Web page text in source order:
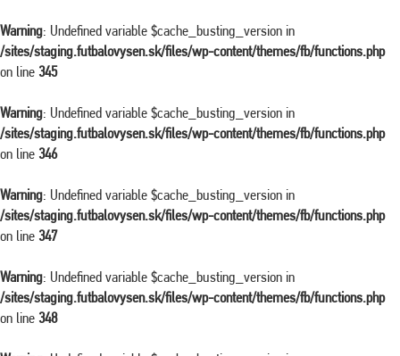
Warning: Undefined variable $cache_busting_version in
/sites/staging.futbalovysen.sk/files/wp-content/themes/fb/functions.php
on line 345
Warning: Undefined variable $cache_busting_version in
/sites/staging.futbalovysen.sk/files/wp-content/themes/fb/functions.php
on line 346
Warning: Undefined variable $cache_busting_version in
/sites/staging.futbalovysen.sk/files/wp-content/themes/fb/functions.php
on line 347
Warning: Undefined variable $cache_busting_version in
/sites/staging.futbalovysen.sk/files/wp-content/themes/fb/functions.php
on line 348